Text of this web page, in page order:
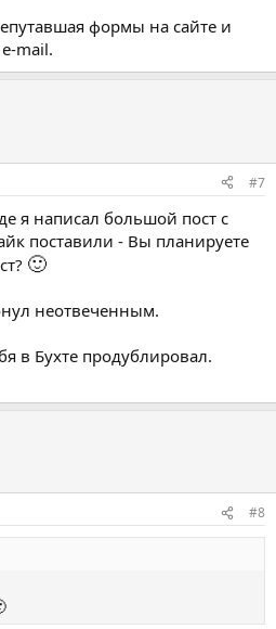
формы на сайте и
mail.
#7
я написал большой пост с
поставили - Вы планируете
🙂
неотвеченным.
в Бухте продублировал.
#8